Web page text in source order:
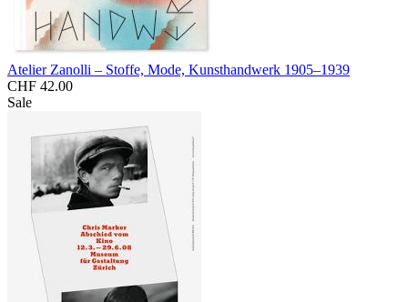
Atelier Zanolli – Stoffe, Mode, Kunsthandwerk 1905–1939
CHF 42.00
Sale